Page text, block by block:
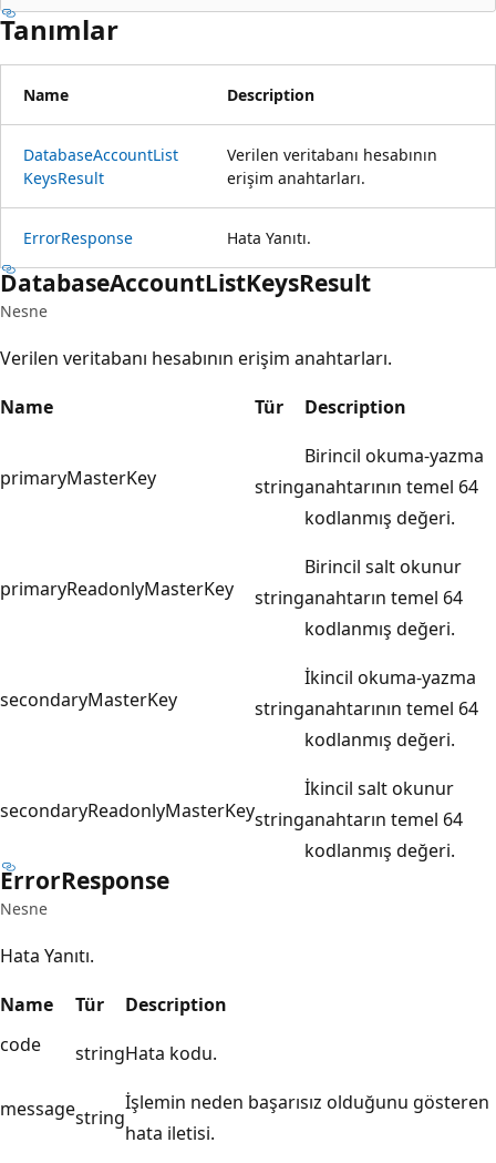
Tanımlar
Name Description
DatabaseAccountList
KeysResult
Verilen veritabanı hesabının
erişim anahtarları.
ErrorResponse Hata Yanıtı.
DatabaseAccountListKeysResult
Nesne
Verilen veritabanı hesabının erişim anahtarları.
Name
Tür Description
primaryMasterKey string
Birincil okuma-yazma
anahtarının temel 64
kodlanmış değeri.
primaryReadonlyMasterKey string
Birincil salt okunur
anahtarın temel 64
kodlanmış değeri.
secondaryMasterKey string
İkincil okuma-yazma
anahtarının temel 64
kodlanmış değeri.
secondaryReadonlyMasterKeystring
İkincil salt okunur
anahtarın temel 64
kodlanmış değeri.
ErrorResponse
Nesne
Hata Yanıtı.
Name
Tür
Description
code
stringHata kodu.
messagestring
İşlemin neden başarısız olduğunu gösteren
hata iletisi.